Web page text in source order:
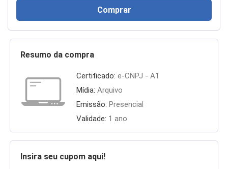
Comprar
Resumo da compra
Certificado: e-CNPJ - A1
Mídia: Arquivo
Emissão: Presencial
Validade: 1 ano
Insira seu cupom aqui!